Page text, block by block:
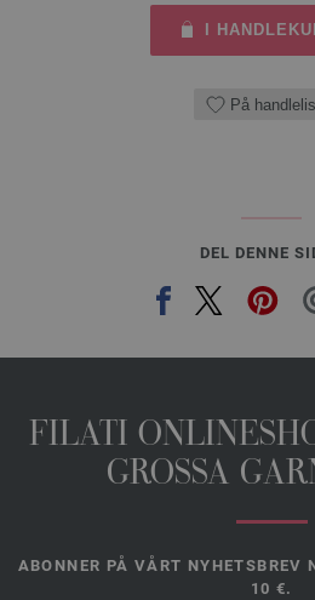
I
På
DEL DENNE
FILATI
GROSSA
ABONNER PÅ VÅRT NYHETSBREV
10 €.